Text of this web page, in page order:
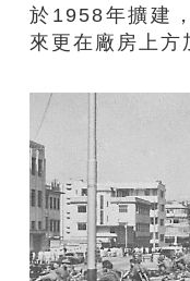
於1958年擴建
來更在廠房上方